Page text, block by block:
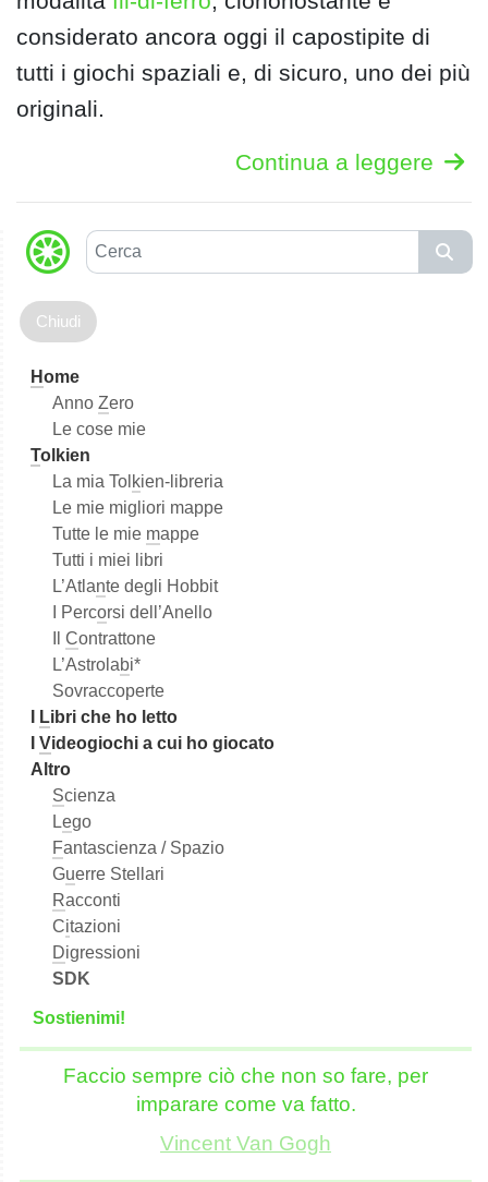
considerato ancora oggi il capostipite di
tutti i giochi spaziali e, di sicuro, uno dei più
originali.
Continua a leggere
C
e
c
Home
Anno Zero
Le cose mie
Tolkien
La mia Tol kien-libreria
Le mie migliori mappe
Tutte le mie mappe
Tutti i miei libri
L’Atlante degli Hobbit
I Percorsi dell’Anello
Contrattone
L’Astrolabi*
Sovraccoperte
Libri che ho letto
Videogiochi a cui ho giocato
Altro
Scienza
Lego
Fantascienza / Spazio
Guerre Stellari
Racconti
Citazioni
Digressioni
SDK
Sostienimi!
Faccio sempre ciò che non so fare, per
imparare come va fatto.
Vincent Van Gogh